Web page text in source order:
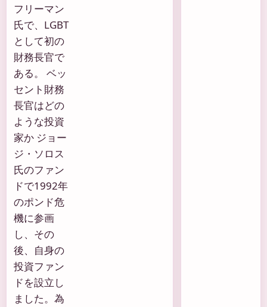
フリーマン
氏で、LGBT
として初の
財務長官で
ある。 ベッ
セント財務
長官はどの
ような投資
家か ジョー
ジ・ソロス
氏のファン
ドで1992年
のポンド危
機に参画
し、その
後、自身の
投資ファン
ドを設立し
ました。為